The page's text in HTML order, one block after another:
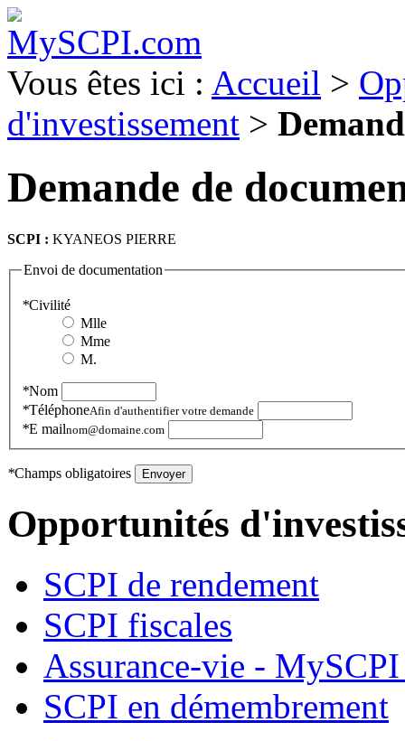
Vous êtes ici : Accueil >
d'investissement >
Demande de
SCPI : KYANEOS PIERRE
Envoi de documentation
*Civilité
Mlle
Mme
M.
*Nom
*TéléphoneAfin d'authentifier votre demande
*E mailnom@domaine.com
*Champs obligatoires Envoyer
Opportunités
SCPI de rendement
SCPI fiscales
Assurance-vie -
SCPI en démembrement